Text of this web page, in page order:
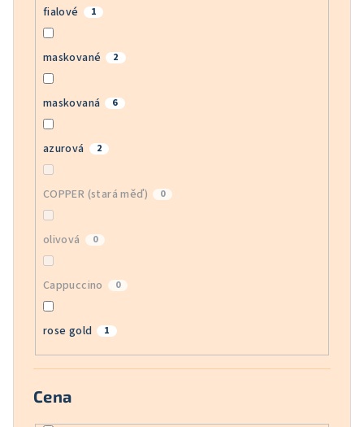
fialové 1
maskované 2
maskovaná 6
azurová 2
COPPER (stará měď) 0
olivová 0
Cappuccino 0
rose gold 1
Cena